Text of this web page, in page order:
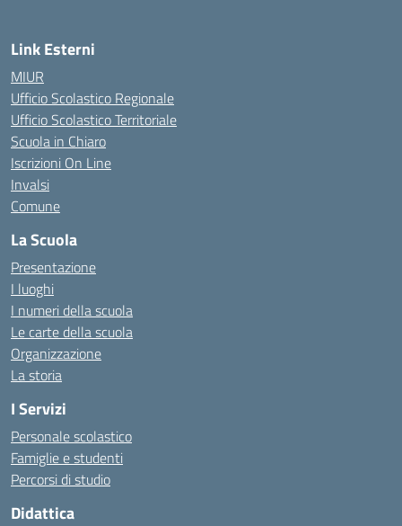
Link Esterni
MIUR
Ufficio Scolastico Regionale
Ufficio Scolastico Territoriale
Scuola in Chiaro
Iscrizioni On Line
Invalsi
Comune
La Scuola
Presentazione
I luoghi
I numeri della scuola
Le carte della scuola
Organizzazione
La storia
I Servizi
Personale scolastico
Famiglie e studenti
Percorsi di studio
Didattica